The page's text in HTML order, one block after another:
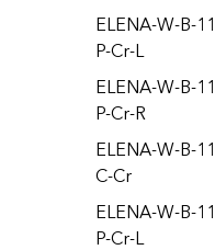
ELENA-W-B-
P-Cr-L
ELENA-W-B-
P-Cr-R
ELENA-W-B-
C-Cr
ELENA-W-B-
P-Cr-L